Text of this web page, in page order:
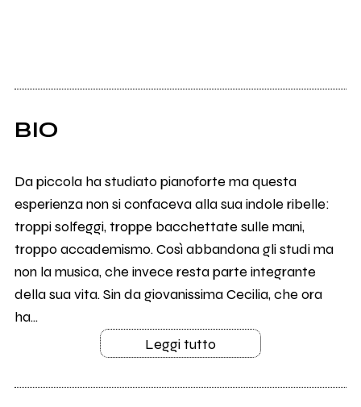
BIO
Da piccola ha studiato pianoforte ma questa
esperienza non si confaceva alla sua indole ribelle:
troppi solfeggi, troppe bacchettate sulle mani,
troppo accademismo. Così abbandona gli studi ma
non la musica, che invece resta parte integrante
della sua vita. Sin da giovanissima Cecilia, che ora
ha...
Leggi tutto